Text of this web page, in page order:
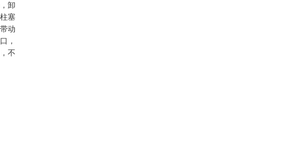
卸
塞
动
，
不